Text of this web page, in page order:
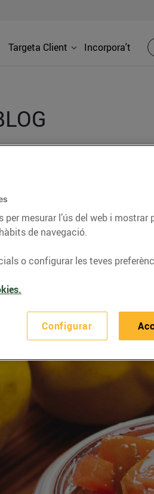
Targeta Client Incorpora't
informació d’actualitat
i molts altres temes.
mesurar l’ús del web i mostrar
de navegació.
o configurar les teves
Configurar